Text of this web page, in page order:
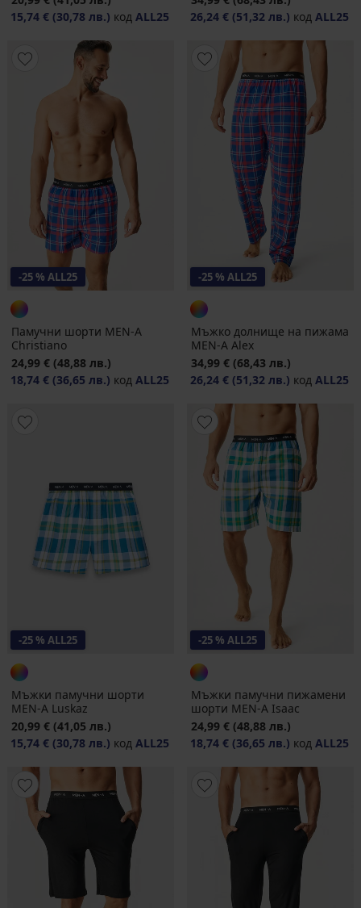
15,74 € (30,78 лв.) код ALL25
26,24 € (51,32 лв.) код ALL25
-25 % ALL25
Памучни шорти MEN-A
Christiano
24,99 € (48,88 лв.)
18,74 € (36,65 лв.) код ALL25
-25 % ALL25
Мъжко долнище на пижама
MEN-A Alex
34,99 € (68,43 лв.)
26,24 € (51,32 лв.) код ALL25
-25 % ALL25
Мъжки памучни шорти
MEN-A Luskaz
20,99 € (41,05 лв.)
15,74 € (30,78 лв.) код ALL25
-25 % ALL25
Мъжки памучни пижамени
шорти MEN-A Isaac
24,99 € (48,88 лв.)
18,74 € (36,65 лв.) код ALL25